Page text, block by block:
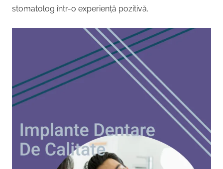
stomatolog într-o experiență pozitivă.